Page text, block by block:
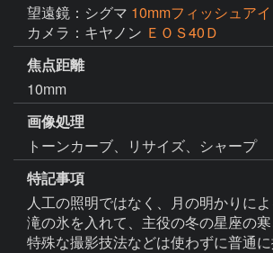
望遠鏡：シグマ 10mmフィッシュアイ
カメラ：キヤノン ＥＯＳ40Ｄ
焦点距離
10mm
画像処理
トーンカーブ、リサイズ、シャープ
特記事項
人工の照明ではなく、月の明かりによ
滝の氷を入れて、主役の冬の星座の寒
特殊な撮影技法などは使わずに普通に